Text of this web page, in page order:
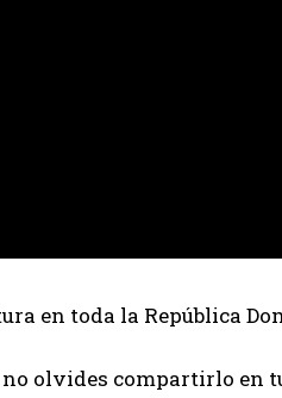
en toda la República
olvides compartirlo en